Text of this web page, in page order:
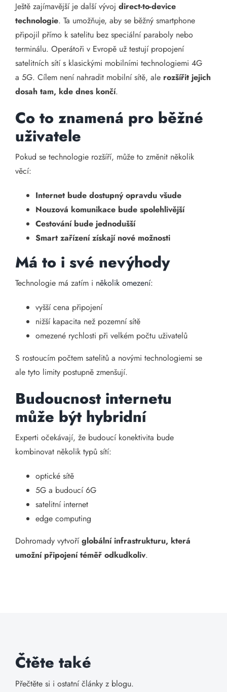
Ještě zajímavější je další vývoj direct-to-device
technologie. Ta umožňuje, aby se běžný smartphone
připojil přímo k satelitu bez speciální paraboly nebo
terminálu. Operátoři v Evropě už testují propojení
satelitních sítí s klasickými mobilními technologiemi 4G
a 5G. Cílem není nahradit mobilní sítě, ale rozšířit jejich
dosah tam, kde dnes končí.
Co to znamená pro běžné
uživatele
Pokud se technologie rozšíří, může to změnit několik
věcí:
Internet bude dostupný opravdu všude
Nouzová komunikace bude spolehlivější
Cestování bude jednodušší
Smart zařízení získají nové možnosti
Má to i své nevýhody
Technologie má zatím i několik omezení:
vyšší cena připojení
nižší kapacita než pozemní sítě
omezené rychlosti při velkém počtu uživatelů
S rostoucím počtem satelitů a novými technologiemi se
ale tyto limity postupně zmenšují.
Budoucnost internetu
může být hybridní
Experti očekávají, že budoucí konektivita bude
kombinovat několik typů sítí:
optické sítě
5G a budoucí 6G
satelitní internet
edge computing
Dohromady vytvoříglobální infrastrukturu, která
umožní připojení téměř odkudkoliv.
Čtěte také
Přečtěte si i ostatní články z blogu.